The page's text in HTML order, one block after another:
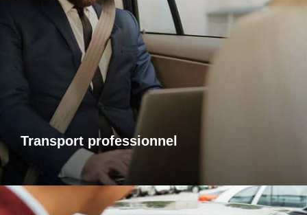
Transport professionnel
Transports professionnels
Je vous propose un service de transport dédié aux
déplacements d’affaires, adapté à vos besoins et à vos
contraintes. Que ce soit pour un rendez-vous, une réunion
ou bien un évènement, profitez d’un service ponctuel, discret
et confortable.